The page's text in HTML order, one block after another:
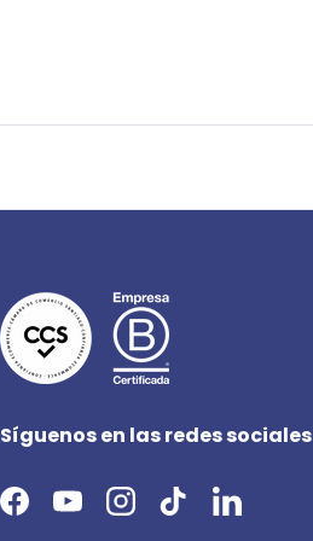
Síguenos en las redes sociales
Facebook
YouTubeInstagram
TikTokLinkedIn